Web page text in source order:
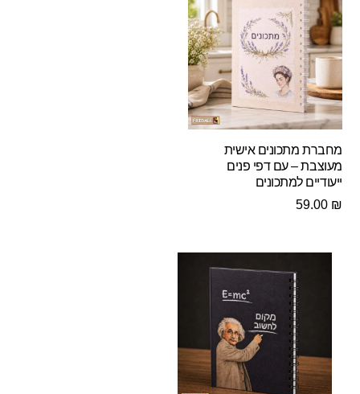
מחברת מתכונים אישית
מעוצבת – עם דפי פנים
ייעודיים למתכונים
59.00 ₪